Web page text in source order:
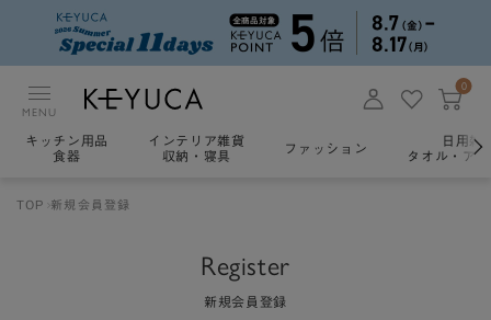
MENU
0
キッチン用品
食器
インテリア雑貨
収納・寝具
ファッション
日用雑
タオル・ア
TOP 新規会員登録
Register
新規会員登録